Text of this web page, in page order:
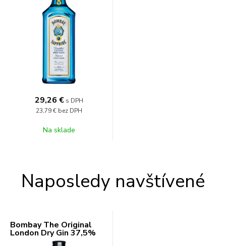
29,26 € s DPH
23,79 € bez DPH
Na sklade
Naposledy navštívené
Bombay The Original
London Dry Gin 37,5%